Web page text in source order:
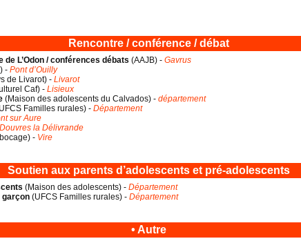
Rencontre / conférence / débat
de L’Odon / conférences débats (AAJB) - Gavrus
) - Pont d’Ouilly
de Livarot) - Livarot
Caf) - Lisieux
(Maison des adolescents du Calvados) - département
UFCS Familles rurales) - Département
sur Aure
Douvres la Délivrande
) - Vire
Soutien aux parents d’adolescents et pré-adolescents
(Maison des adolescents) - Département
garçon (UFCS Familles rurales) - Département
• Autre